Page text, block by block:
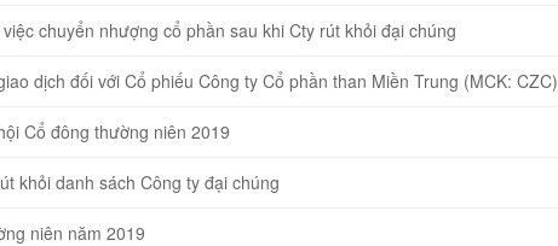
chuyển nhượng cổ phần sau khi Cty rút khỏi đại chúng
dịch đối với Cổ phiếu Công ty Cổ phần than Miền Trung (MCK: CZC)
Cổ đông thường niên 2019
khỏi danh sách Công ty đại chúng
niên năm 2019